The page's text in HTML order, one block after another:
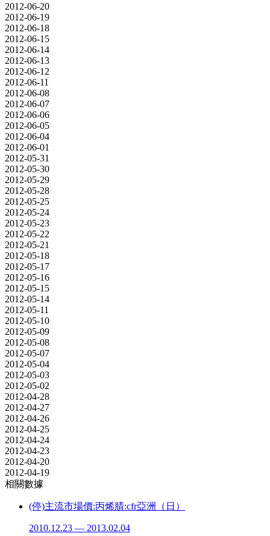
2012-06-20
2012-06-19
2012-06-18
2012-06-15
2012-06-14
2012-06-13
2012-06-12
2012-06-11
2012-06-08
2012-06-07
2012-06-06
2012-06-05
2012-06-04
2012-06-01
2012-05-31
2012-05-30
2012-05-29
2012-05-28
2012-05-25
2012-05-24
2012-05-23
2012-05-22
2012-05-21
2012-05-18
2012-05-17
2012-05-16
2012-05-15
2012-05-14
2012-05-11
2012-05-10
2012-05-09
2012-05-08
2012-05-07
2012-05-04
2012-05-03
2012-05-02
2012-04-28
2012-04-27
2012-04-26
2012-04-25
2012-04-24
2012-04-23
2012-04-20
2012-04-19
相關數據
(停)主流市場價:丙烯腈:cfr亞洲（日）
2010.12.23 — 2013.02.04